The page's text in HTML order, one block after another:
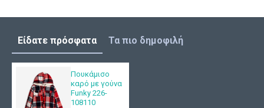
Είδατε πρόσφατα Τα πιο δημοφιλή
Πουκάμισο
καρό με γούνα
Funky 226-
108110